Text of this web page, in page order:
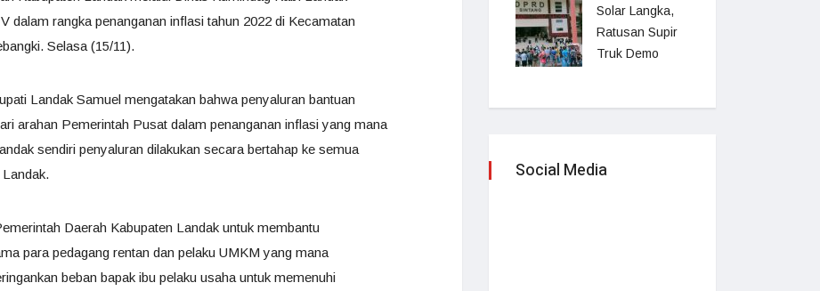
dalam rangka penanganan inflasi tahun 2022 di Kecamatan
Selasa (15/11).
Landak Samuel mengatakan bahwa penyaluran bantuan
arahan Pemerintah Pusat dalam penanganan inflasi yang mana
sendiri penyaluran dilakukan secara bertahap ke semua
Daerah Kabupaten Landak untuk membantu
para pedagang rentan dan pelaku UMKM yang mana
beban bapak ibu pelaku usaha untuk memenuhi
Solar Langka,
Ratusan Supir
Truk Demo
Social Media